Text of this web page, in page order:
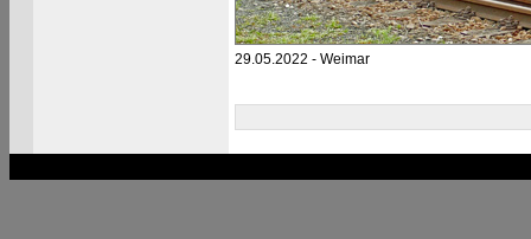
29.05.2022 - Weimar